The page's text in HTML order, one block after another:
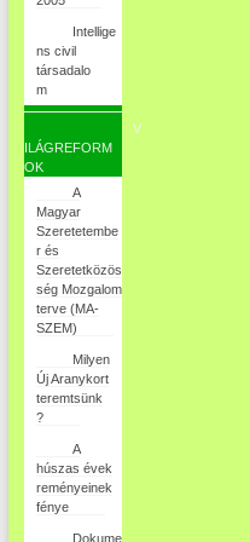
Intellige
ns civil
társadalo
m
V
ILÁGREFORM
OK
A
Magyar
Szeretetembe
r és
Szeretetközös
ség Mozgalom
terve (MA-
SZEM)
Milyen
Új Aranykort
teremtsünk
?
A
húszas évek
reményeinek
fénye
Dokume